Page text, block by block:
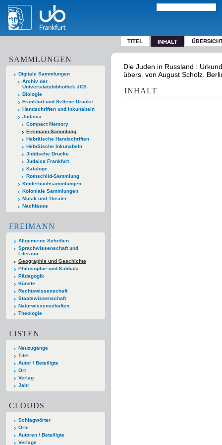
TITEL INHALT
SAMMLUNGEN
Digitale Sammlungen
Archiv der
Universitätsbibliothek JCS
Biologie
Frankfurt und Seltene Drucke
Handschriften und Inkunabeln
Judaica
Compact Memory
Freimann-Sammlung
Hebräische Handschriften
Hebräische Inkunabeln
Jiddische Drucke
Judaica Frankfurt
Kataloge
Rothschild-Sammlung
Kinderbuchsammlungen
Koloniale Sammlungen
Musik und Theater
Nachlässe
FREIMANN
Allgemeine Schriften
Sprachwissenschaft und
Literatur
Geographie und Geschichte
Philosophie und Kabbala
Pädagogik
Künste
Rechtswissenschaft
Staatswissenschaft
Naturwissenschaften
Theologie
LISTEN
Neuzugänge
Titel
Autor / Beteiligte
Ort
Verlag
Jahr
CLOUDS
Schlagwörter
Orte
Autoren / Beteiligte
Verlage
Die Juden in Russland :
übers. von August Scholz.
INHALT